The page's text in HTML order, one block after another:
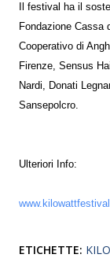
Il festival ha il
Fondazione Cassa
Cooperativo di
Firenze, Sensus
Nardi, Donati
Sansepolcro.
Ulteriori Info:
ETICHETTE: